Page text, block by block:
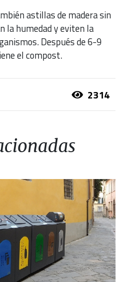
astillas de madera sin
la humedad y eviten la
Después de 6-9
el compost.
2314